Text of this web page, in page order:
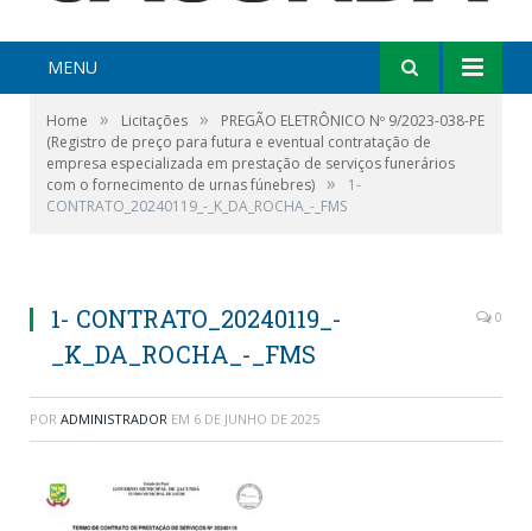
MENU
Home » Licitações »
PREGÃO ELETRÔNICO Nº 9/2023-038-PE
(Registro de preço para futura e eventual contratação de
empresa especializada em prestação de serviços funerários
com o fornecimento de urnas fúnebres) »
1-
CONTRATO_20240119_-_K_DA_ROCHA_-_FMS
1- CONTRATO_20240119_-
_K_DA_ROCHA_-_FMS
0
POR ADMINISTRADOR EM 6 DE JUNHO DE 2025